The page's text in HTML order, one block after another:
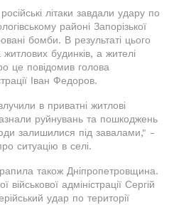
літаки завдали удару по
районі Запорізької
бомби. В результаті цього
будинків, а жителі
це повідомив голова
Іван Федоров.
в приватні житлові
руйнувань та пошкоджень
залишилися під завалами," -
ситуацію в селі.
також Дніпропетровщина.
адміністрації Сергій
удар по території